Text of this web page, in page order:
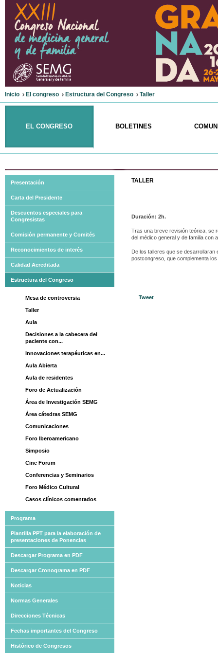
Inicio El congreso Estructura del Congreso Taller
EL CONGRESO BOLETINES
TALLER
Duración: 2h.
Tras una breve revisión teórica, se
del médico general y de familia con
De los talleres que se desarrollaran
postcongreso, que complementa
Tweet
Presentación
Carta del Presidente
Descuentos especiales para
Congresistas
Comisión permanente y Comités
Reconocimientos de interés
Calidad Acreditada
Estructura del Congreso
Mesa de controversia
Taller
Aula
Decisiones a la cabecera del
paciente con...
Innovaciones terapéuticas en...
Aula Abierta
Aula de residentes
Foro de Actualización
Área de Investigación SEMG
Área cátedras SEMG
Comunicaciones
Foro Iberoamericano
Simposio
Cine Forum
Conferencias y Seminarios
Foro Médico Cultural
Casos clínicos comentados
Programa
Plantilla PPT para la elaboración de
presentaciones de Ponencias
Descargar Programa en PDF
Descargar Cronograma en PDF
Noticias
Normas Generales
Direcciones Técnicas
Fechas importantes del Congreso
Histórico de Congresos